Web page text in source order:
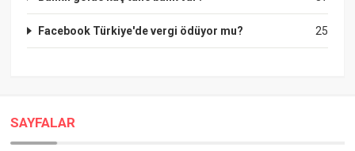
25
Facebook Türkiye'de vergi ödüyor mu?
SAYFALAR